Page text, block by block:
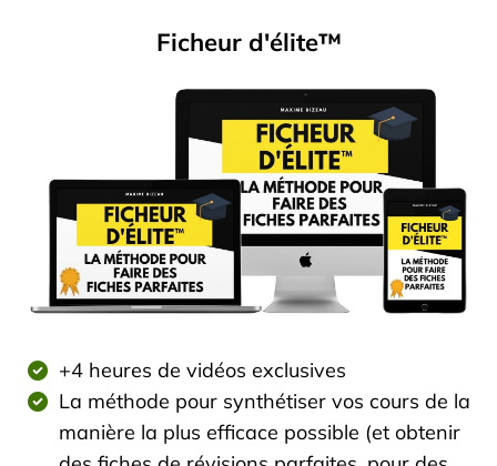
Ficheur d'élite™
+4 heures de vidéos exclusives
La méthode pour synthétiser vos cours de la
manière la plus efficace possible (et obtenir